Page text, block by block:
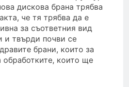
дискова брана трябва
че тя трябва да е
за съответния вид
и твърди почви се
брани, които за
обработките, които ще